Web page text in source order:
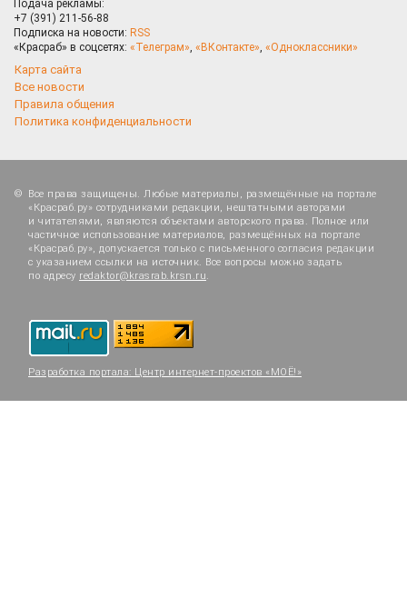
Подача рекламы:
+7 (391) 211-56-88
Подписка на новости: RSS
«Красраб» в соцсетях: «Телеграм», «ВКонтакте», «Одноклассники»
Карта сайта
Все новости
Правила общения
Политика конфиденциальности
Все права защищены. Любые материалы, размещённые на портале
«Красраб.ру» сотрудниками редакции, нештатными авторами
и читателями, являются объектами авторского права. Полное или
частичное использование материалов, размещённых на портале
«Красраб.ру», допускается только с письменного согласия редакции
с указанием ссылки на источник. Все вопросы можно задать
по адресу redaktor@krasrab.krsn.ru.
Разработка портала: Центр интернет-проектов «МОЁ!»